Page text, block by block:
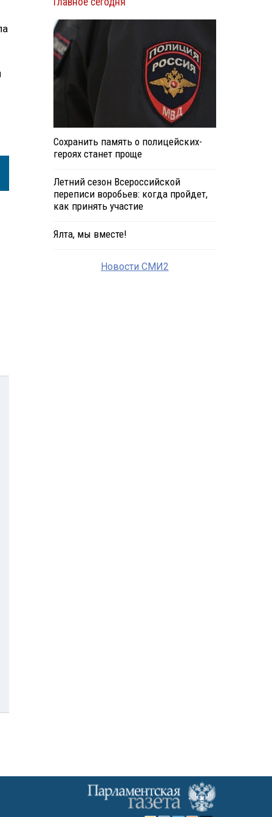
Сохранить память о полицейских-
героях станет проще
Летний сезон Всероссийской
переписи воробьев: когда пройдет,
как принять участие
Ялта, мы вместе!
Новости СМИ2